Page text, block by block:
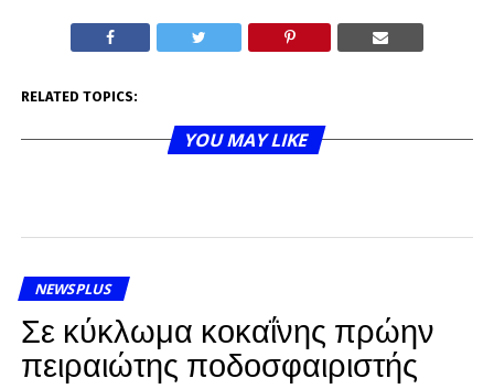
RELATED TOPICS:
YOU MAY LIKE
NEWSPLUS
Σε κύκλωμα κοκαΐνης πρώην
πειραιώτης ποδοσφαιριστής